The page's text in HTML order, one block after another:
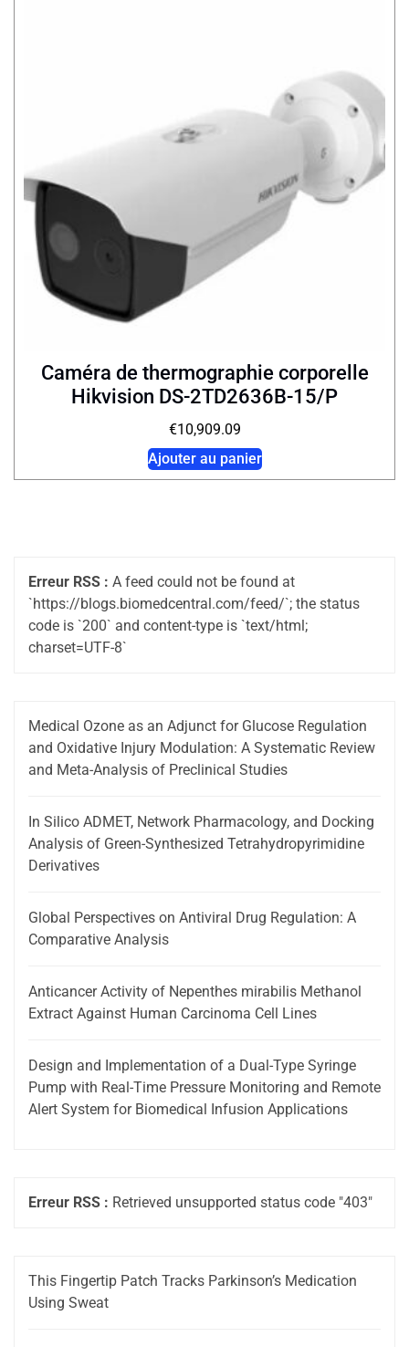
Caméra de thermographie corporelle
Hikvision DS-2TD2636B-15/P
€10,909.09
Ajouter au panier
Erreur RSS : A feed could not be found at
`https://blogs.biomedcentral.com/feed/`; the status
code is `200` and content-type is `text/html;
charset=UTF-8`
Medical Ozone as an Adjunct for Glucose Regulation
and Oxidative Injury Modulation: A Systematic Review
and Meta-Analysis of Preclinical Studies
In Silico ADMET, Network Pharmacology, and Docking
Analysis of Green-Synthesized Tetrahydropyrimidine
Derivatives
Global Perspectives on Antiviral Drug Regulation: A
Comparative Analysis
Anticancer Activity of Nepenthes mirabilis Methanol
Extract Against Human Carcinoma Cell Lines
Design and Implementation of a Dual-Type Syringe
Pump with Real-Time Pressure Monitoring and Remote
Alert System for Biomedical Infusion Applications
Erreur RSS : Retrieved unsupported status code "403"
This Fingertip Patch Tracks Parkinson’s Medication
Using Sweat